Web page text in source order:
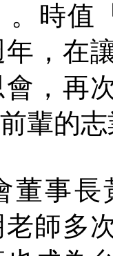
時值
，在
，再
輩的
董事
師多